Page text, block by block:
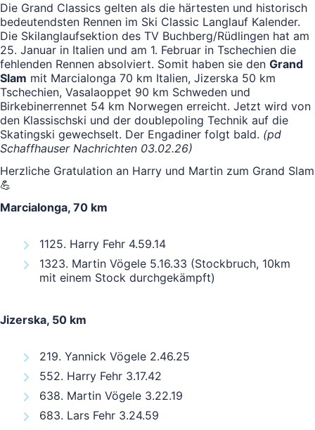
Die Grand Classics gelten als die härtesten und historisch
bedeutendsten Rennen im Ski Classic Langlauf Kalender.
Die Skilanglaufsektion des TV Buchberg/Rüdlingen hat am
25. Januar in Italien und am 1. Februar in Tschechien die
fehlenden Rennen absolviert. Somit haben sie den Grand
Slam mit Marcialonga 70 km Italien, Jizerska 50 km
Tschechien, Vasalaoppet 90 km Schweden und
Birkebinerrennet 54 km Norwegen erreicht. Jetzt wird von
den Klassischski und der doublepoling Technik auf die
Skatingski gewechselt. Der Engadiner folgt bald. (pd
Schaffhauser Nachrichten 03.02.26)
Herzliche Gratulation an Harry und Martin zum Grand Slam
💪
Marcialonga, 70 km
1125. Harry Fehr 4.59.14
1323. Martin Vögele 5.16.33 (Stockbruch, 10km
mit einem Stock durchgekämpft)
Jizerska, 50 km
219. Yannick Vögele 2.46.25
552. Harry Fehr 3.17.42
638. Martin Vögele 3.22.19
683. Lars Fehr 3.24.59